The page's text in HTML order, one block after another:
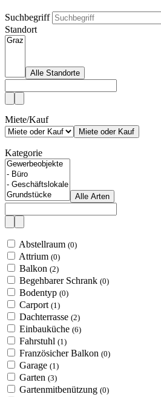
Suchbegriff
Standort
Alle Standorte
Miete/Kauf
Miete oder Kauf
Kategorie
Alle Arten
Abstellraum (0)
Attrium (0)
Balkon (2)
Begehbarer Schrank (0)
Bodentyp (0)
Carport (1)
Dachterrasse (2)
Einbauküche (6)
Fahrstuhl (1)
Französicher Balkon (0)
Garage (1)
Garten (3)
Gartenmitbenützung (0)